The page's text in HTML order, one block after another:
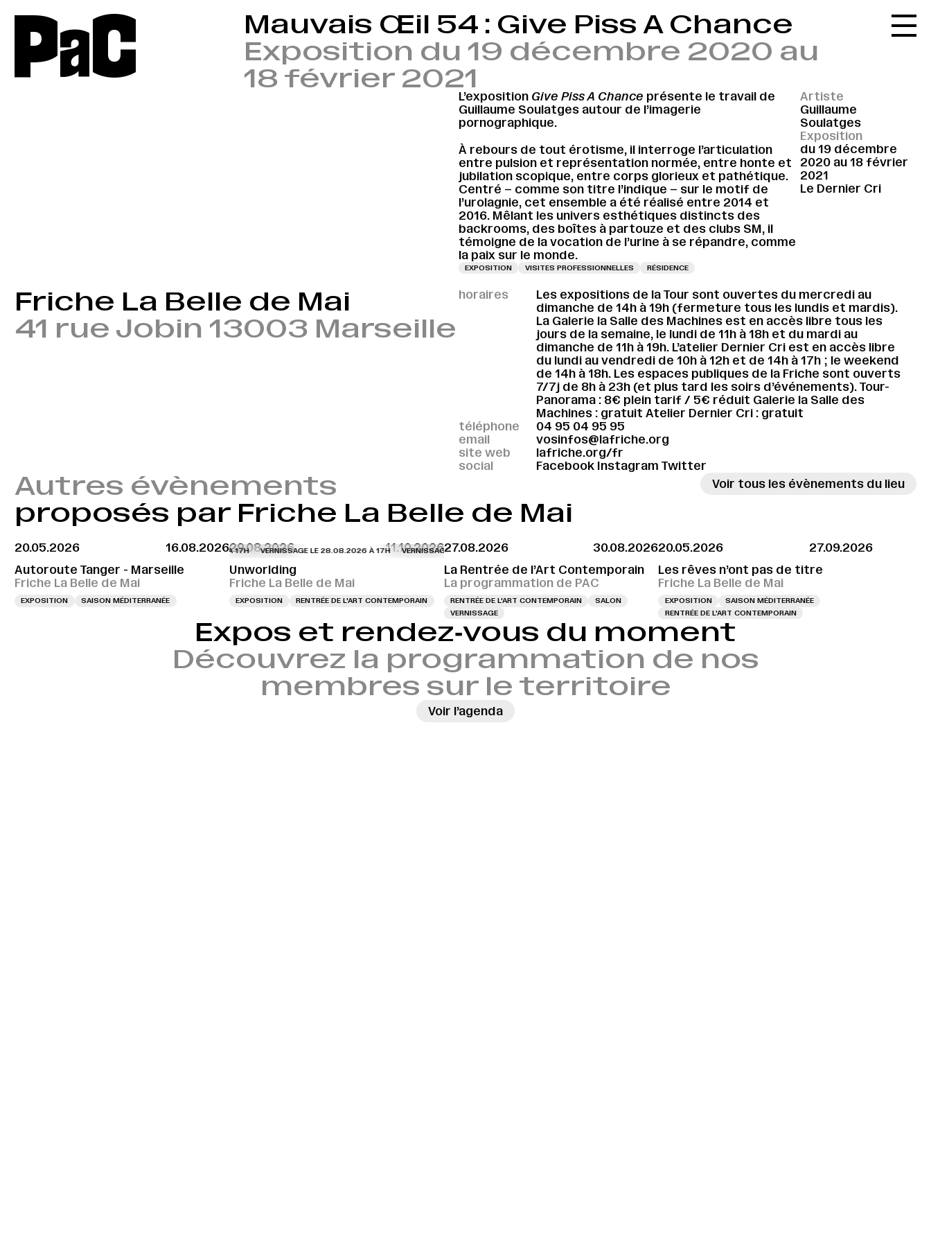
PaC
Accueil
Le réseau
La carte
Le festival
Le lieu
Les ressources
Le journal
Contact
Mauvais Œil 54 : Give Piss A Chance
Exposition du 19 décembre 2020 au
18 février 2021
L’exposition Give Piss A Chance présente le travail de
Guillaume Soulatges autour de l’imagerie
pornographique.
À rebours de tout érotisme, il interroge l’articulation
entre pulsion et représentation normée, entre honte et
jubilation scopique, entre corps glorieux et pathétique.
Centré – comme son titre l’indique – sur le motif de
l’urolagnie, cet ensemble a été réalisé entre 2014 et
2016. Mêlant les univers esthétiques distincts des
backrooms, des boîtes à partouze et des clubs SM, il
témoigne de la vocation de l’urine à se répandre, comme
la paix sur le monde.
EXPOSITION VISITES PROFESSIONNELLES RÉSIDENCE
Artiste
Guillaume
Soulatges
Exposition
du 19 décembre
2020 au 18 février
2021
Le Dernier Cri
Friche La Belle de Mai
41 rue Jobin 13003 Marseille
horaires
Les expositions de la Tour sont ouvertes du mercredi au
dimanche de 14h à 19h (fermeture tous les lundis et mardis).
La Galerie la Salle des Machines est en accès libre tous les
jours de la semaine, le lundi de 11h à 18h et du mardi au
dimanche de 11h à 19h. L’atelier Dernier Cri est en accès libre
du lundi au vendredi de 10h à 12h et de 14h à 17h ; le weekend
de 14h à 18h. Les espaces publiques de la Friche sont ouverts
7/7j de 8h à 23h (et plus tard les soirs d’événements). Tour-
Panorama : 8€ plein tarif / 5€ réduit Galerie la Salle des
Machines : gratuit Atelier Dernier Cri : gratuit
téléphone
04 95 04 95 95
email
vosinfos@lafriche.org
site web
lafriche.org/fr
social
Facebook Instagram Twitter
Autres évènements
proposés par Friche La Belle de Mai
Voir tous les évènements du lieu
20.05.2026
16.08.2026
Autoroute Tanger - Marseille
Friche La Belle de Mai
EXPOSITION SAISON MÉDITERRANÉE
29.08.2026 11.10.2026
VERNISSAGE LE 28.08.2026 À 17H VERNISSAGE LE 28.08.2026 À 17H VERNISSAGE LE 28.08.2026 À 17H VERNISSAGE LE 28.08.2026 À 17H VERNISSAGE LE 28.08.2026 À 17H VERNISSAGE LE 28.08.2026
Unworlding
Friche La Belle de Mai
EXPOSITION RENTRÉE DE L'ART CONTEMPORAIN
27.08.2026
30.08.2026
La Rentrée de l’Art Contemporain
La programmation de PAC
RENTRÉE DE L'ART CONTEMPORAIN
SALON
VERNISSAGE
20.05.2026
27.09.2026
Les rêves n’ont pas de titre
Friche La Belle de Mai
EXPOSITION
SAISON MÉDITERRANÉE
RENTRÉE DE L'ART CONTEMPORAIN
Expos et rendez‑vous du moment
Découvrez la programmation de nos
membres sur le territoire
Voir l’agenda